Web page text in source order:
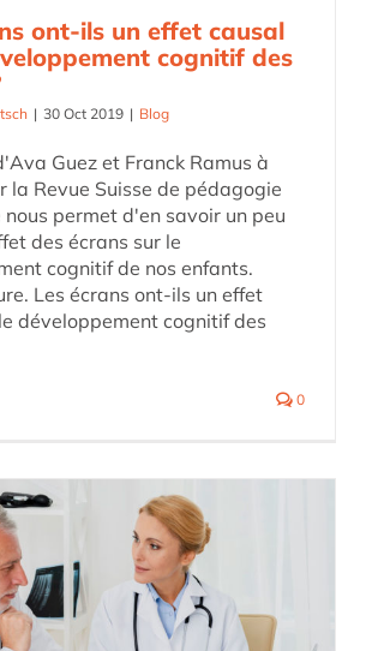
ont-ils un effet causal
cognitif des
| 30 Oct 2019 | Blog
Guez et Franck Ramus à
la Revue Suisse de pédagogie
nous permet d'en savoir un peu
des écrans sur le
cognitif de nos enfants.
Les écrans ont-ils un effet
développement cognitif des
0